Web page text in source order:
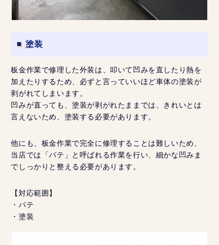
塗装
板金作業で修理した外装は、叩いて凹みを直したり熱を
加えたりするため、必ずと言っていいほど車体の塗装が
剥がれてしまいます。
凹みが直っても、塗装が剥がれたままでは、きれいとは
言えないため、塗装する必要があります。
他にも、板金作業で完全に修理することは難しいため、
当店では「パテ」と呼ばれる作業を行い、細かな凹みま
でしっかりと整える必要があります。
【対応範囲】
・パテ
・塗装